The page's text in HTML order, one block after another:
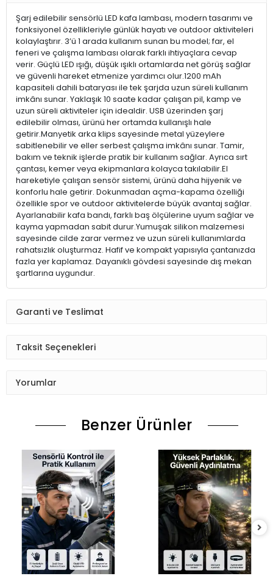
Şarj edilebilir sensörlü LED kafa lambası, modern tasarımı ve
fonksiyonel özellikleriyle günlük hayatı ve outdoor aktiviteleri
kolaylaştırır. 3’ü 1 arada kullanım sunan bu model; far, el
feneri ve çalışma lambası olarak farklı ihtiyaçlara cevap
verir. Güçlü LED ışığı, düşük ışıklı ortamlarda net görüş sağlar
ve güvenli hareket etmenize yardımcı olur.1200 mAh
kapasiteli dahili bataryası ile tek şarjda uzun süreli kullanım
imkânı sunar. Yaklaşık 10 saate kadar çalışan pil, kamp ve
uzun süreli aktiviteler için idealdir. USB üzerinden şarj
edilebilir olması, ürünü her ortamda kullanışlı hale
getirir.Manyetik arka klips sayesinde metal yüzeylere
sabitlenebilir ve eller serbest çalışma imkânı sunar. Tamir,
bakım ve teknik işlerde pratik bir kullanım sağlar. Ayrıca sırt
çantası, kemer veya ekipmanlara kolayca takılabilir.El
hareketiyle çalışan sensör sistemi, ürünü daha hijyenik ve
konforlu hale getirir. Dokunmadan açma-kapama özelliği
özellikle spor ve outdoor aktivitelerde büyük avantaj sağlar.
Ayarlanabilir kafa bandı, farklı baş ölçülerine uyum sağlar ve
kayma yapmadan sabit durur.Yumuşak silikon malzemesi
sayesinde cilde zarar vermez ve uzun süreli kullanımlarda
rahatsızlık oluşturmaz. Hafif ve kompakt yapısıyla çantanızda
fazla yer kaplamaz. Dayanıklı gövdesi sayesinde dış mekan
şartlarına uygundur.
Garanti ve Teslimat
Taksit Seçenekleri
Yorumlar
Benzer Ürünler